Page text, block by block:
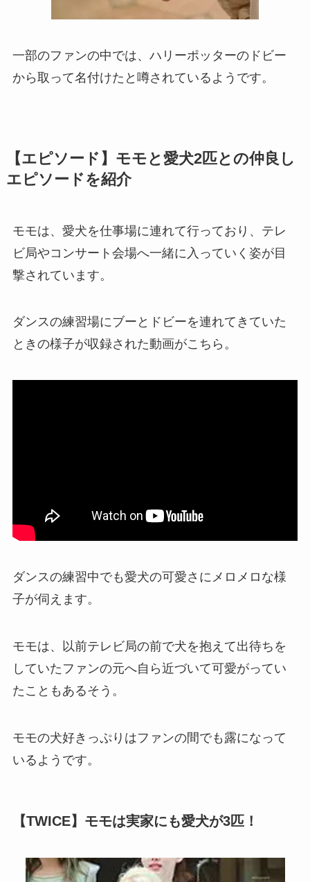
一部のファンの中では、ハリーポッターのドビー
から取って名付けたと噂されているようです。
【エピソード】モモと愛犬2匹との仲良し
エピソードを紹介
モモは、愛犬を仕事場に連れて行っており、テレ
ビ局やコンサート会場へ一緒に入っていく姿が目
撃されています。
ダンスの練習場にブーとドビーを連れてきていた
ときの様子が収録された動画がこちら。
ダンスの練習中でも愛犬の可愛さにメロメロな様
子が伺えます。
モモは、以前テレビ局の前で犬を抱えて出待ちを
していたファンの元へ自ら近づいて可愛がってい
たこともあるそう。
モモの犬好きっぷりはファンの間でも露になって
いるようです。
【TWICE】モモは実家にも愛犬が3匹！